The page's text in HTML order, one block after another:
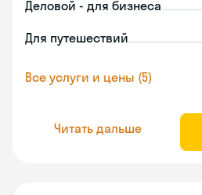
Деловой - для бизнеса
Для путешествий
Все услуги и цены (5)
Читать дальше